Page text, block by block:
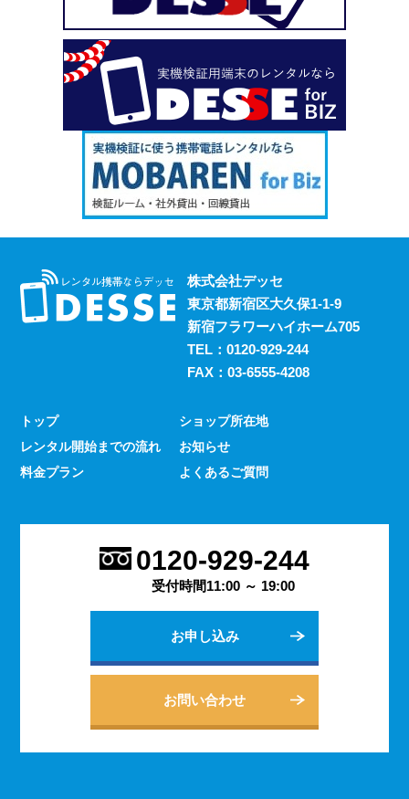
デッセがスマホのレンタルと並行して展開しているのが、
ポケットwifiのレンタルサービスです。 街中にもフリーwifi
はありますが、通信速度に難があったり接続に制限があっ
たりと不便な面も否めません。 それらの影響を受けず、
電波圏内ならいつでも快適にインターネットを楽しめるポ
ケットwifiをレンタルでお得にご利用いただけます。 ご希
望の際はお気軽にご相談ください。
レンタルスマホには通話・通信以外にも様々な利用方法が
あります。 例えば、スマホ用アプリの開発における実機
検証用にスマホのレンタルをお考えの際は、デッセまでご
相談ください。
過去に発生した料金トラブルなど、身の回りの様々な事情
からスマホの利用契約を締結できない、という方は意外に
うな連絡手段となるものは手元にないと何かと手間がかか
るものです。 デッセでは、そういった方であっても気軽
にご契約いただけるレンタルスマホサービスのご案内を行
してだけでなく出退勤やスケジュールの管理などにも活躍
します。 会社は人の出入りもありますので、通常のスマ
ホのように1台1台契約するよりも、まとめてレンタルする
方がよりお得に利用できます。 会社用のレンタルスマホ
個人でのご利用から法人向けの複数台のご利用まで、お客
様の用途に合わせた様々な利用方法を提案できるデッセの
株式会社デッセ
東京都新宿区大久保1-1-9
新宿フラワーハイホーム705
TEL： 0120-929-244
FAX：03-6555-4208
トップ
レンタル開始までの流れ
料金プラン
ショップ所在地
お知らせ
よくあるご質問
0120-929-244
受付時間11:00 ～ 19:00
お申し込み
お問い合わせ